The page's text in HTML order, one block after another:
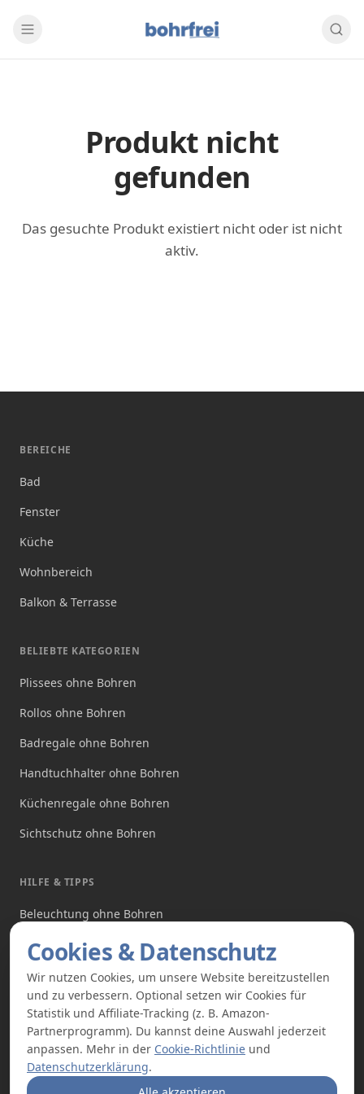
Produkt nicht
gefunden
Das gesuchte Produkt existiert nicht oder ist nicht
aktiv.
BEREICHE
Bad
Fenster
Küche
Wohnbereich
Balkon & Terrasse
BELIEBTE KATEGORIEN
Plissees ohne Bohren
Rollos ohne Bohren
Badregale ohne Bohren
Handtuchhalter ohne Bohren
Küchenregale ohne Bohren
Sichtschutz ohne Bohren
HILFE & TIPPS
Beleuchtung ohne Bohren
Produkte ohne Bohren
Angebote
Über uns
Cookies & Datenschutz
Wir nutzen Cookies, um unsere Website bereitzustellen
und zu verbessern. Optional setzen wir Cookies für
Statistik und Affiliate-Tracking (z. B. Amazon-
Partnerprogramm). Du kannst deine Auswahl jederzeit
anpassen. Mehr in der Cookie-Richtlinie und
Datenschutzerklärung.